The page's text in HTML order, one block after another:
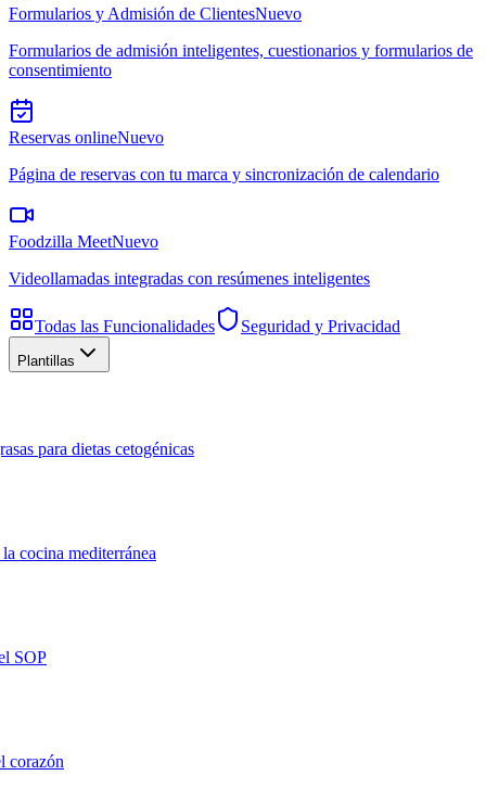
Formularios y Admisión de ClientesNuevo
Formularios de admisión inteligentes, cuestionarios y formularios de
consentimiento
Reservas onlineNuevo
Página de reservas con tu marca y sincronización de calendario
Foodzilla MeetNuevo
Videollamadas integradas con resúmenes inteligentes
Todas las Funcionalidades Seguridad y Privacidad
Plantillas
para dietas cetogénicas
cocina mediterránea
SOP
corazón